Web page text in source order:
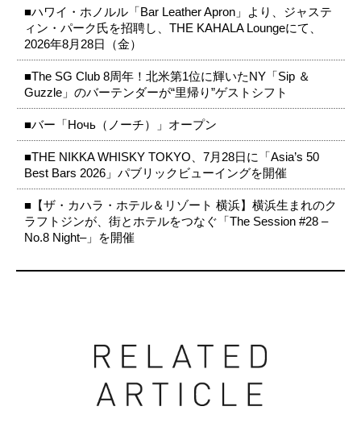
■ハワイ・ホノルル「Bar Leather Apron」より、ジャステ
ィン・パーク氏を招聘し、THE KAHALA Loungeにて、
2026年8月28日（金）
■The SG Club 8周年！北米第1位に輝いたNY「Sip ＆
Guzzle」のバーテンダーが“里帰り”ゲストシフト
■バー「Ночь（ノーチ）」オープン
■THE NIKKA WHISKY TOKYO、7月28日に「Asia’s 50
Best Bars 2026」パブリックビューイングを開催
■【ザ・カハラ・ホテル＆リゾート 横浜】横浜生まれのク
ラフトジンが、街とホテルをつなぐ「The Session #28 –
No.8 Night–」を開催